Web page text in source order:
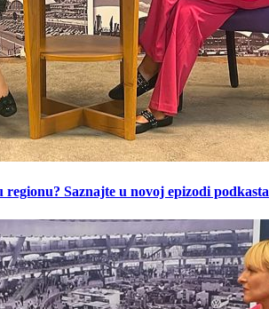
Saznajte u novoj epizodi podkasta